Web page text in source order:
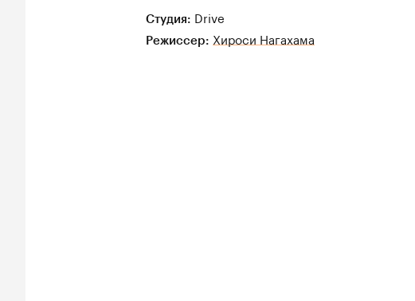
Студия: Drive
Режиссер: Хироси Нагахама